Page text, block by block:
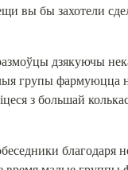
вы бы захотели
дзякуючы
групы фармуюцца
з большай
благодаря